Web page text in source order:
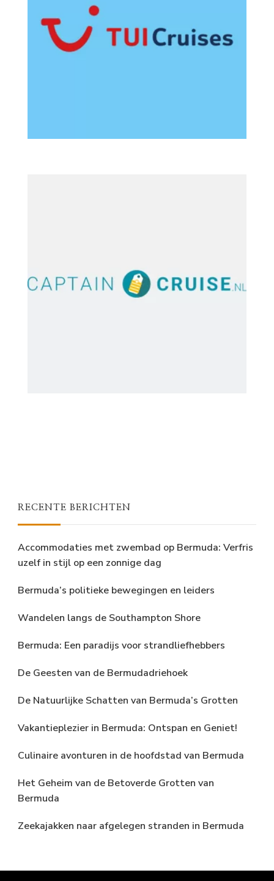
RECENTE BERICHTEN
Accommodaties met zwembad op Bermuda: Verfris
uzelf in stijl op een zonnige dag
Bermuda’s politieke bewegingen en leiders
Wandelen langs de Southampton Shore
Bermuda: Een paradijs voor strandliefhebbers
De Geesten van de Bermudadriehoek
De Natuurlijke Schatten van Bermuda’s Grotten
Vakantieplezier in Bermuda: Ontspan en Geniet!
Culinaire avonturen in de hoofdstad van Bermuda
Het Geheim van de Betoverde Grotten van
Bermuda
Zeekajakken naar afgelegen stranden in Bermuda